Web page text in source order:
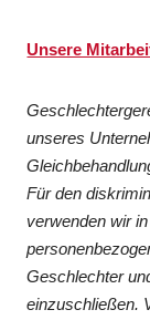
Unsere
unseres
Für den
verwenden wir
Geschlechter
einzuschließen.